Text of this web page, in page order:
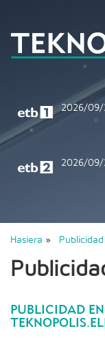
2026/09/
2026/09/
Hasiera » Publicidad
PUBLICIDAD